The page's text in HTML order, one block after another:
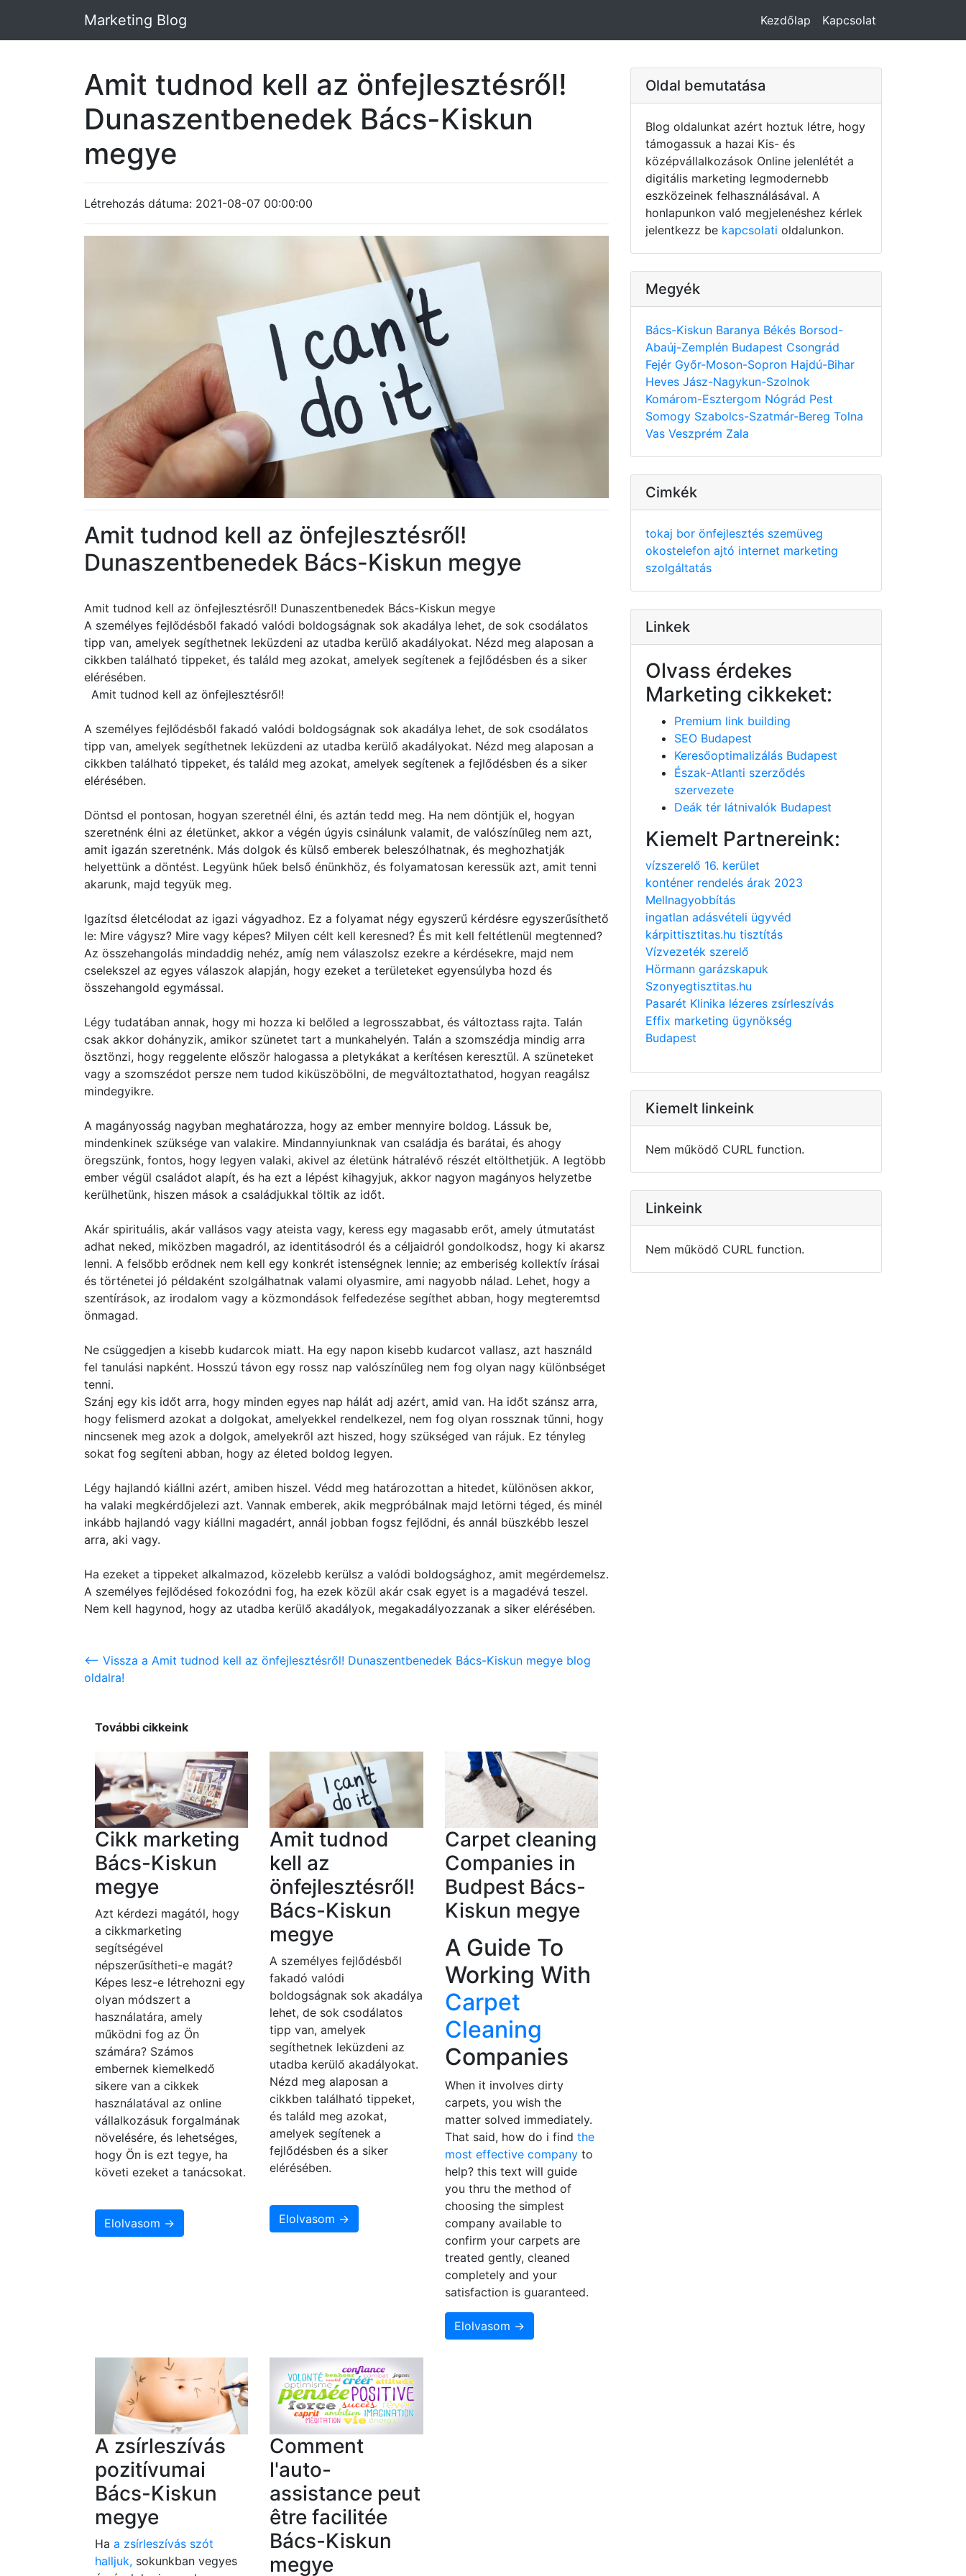
Marketing Blog Kezdőlap Kapcsolat
Amit tudnod kell az önfejlesztésről!
Dunaszentbenedek Bács-Kiskun
megye
Létrehozás dátuma: 2021-08-07 00:00:00
Amit tudnod kell az önfejlesztésről!
Dunaszentbenedek Bács-Kiskun megye
Amit tudnod kell az önfejlesztésről! Dunaszentbenedek Bács-Kiskun megye
A személyes fejlődésből fakadó valódi boldogságnak sok akadálya lehet, de sok csodálatos
tipp van, amelyek segíthetnek leküzdeni az utadba kerülő akadályokat. Nézd meg alaposan a
cikkben található tippeket, és találd meg azokat, amelyek segítenek a fejlődésben és a siker
elérésében.
Amit tudnod kell az önfejlesztésről!
A személyes fejlődésből fakadó valódi boldogságnak sok akadálya lehet, de sok csodálatos
tipp van, amelyek segíthetnek leküzdeni az utadba kerülő akadályokat. Nézd meg alaposan a
cikkben található tippeket, és találd meg azokat, amelyek segítenek a fejlődésben és a siker
elérésében.
Döntsd el pontosan, hogyan szeretnél élni, és aztán tedd meg. Ha nem döntjük el, hogyan
szeretnénk élni az életünket, akkor a végén úgyis csinálunk valamit, de valószínűleg nem azt,
amit igazán szeretnénk. Más dolgok és külső emberek beleszólhatnak, és meghozhatják
helyettünk a döntést. Legyünk hűek belső énünkhöz, és folyamatosan keressük azt, amit tenni
akarunk, majd tegyük meg.
Igazítsd életcélodat az igazi vágyadhoz. Ez a folyamat négy egyszerű kérdésre egyszerűsíthető
le: Mire vágysz? Mire vagy képes? Milyen célt kell keresned? És mit kell feltétlenül megtenned?
Az összehangolás mindaddig nehéz, amíg nem válaszolsz ezekre a kérdésekre, majd nem
cselekszel az egyes válaszok alapján, hogy ezeket a területeket egyensúlyba hozd és
összehangold egymással.
Légy tudatában annak, hogy mi hozza ki belőled a legrosszabbat, és változtass rajta. Talán
csak akkor dohányzik, amikor szünetet tart a munkahelyén. Talán a szomszédja mindig arra
ösztönzi, hogy reggelente először halogassa a pletykákat a kerítésen keresztül. A szüneteket
vagy a szomszédot persze nem tudod kiküszöbölni, de megváltoztathatod, hogyan reagálsz
mindegyikre.
A magányosság nagyban meghatározza, hogy az ember mennyire boldog. Lássuk be,
mindenkinek szüksége van valakire. Mindannyiunknak van családja és barátai, és ahogy
öregszünk, fontos, hogy legyen valaki, akivel az életünk hátralévő részét eltölthetjük. A legtöbb
ember végül családot alapít, és ha ezt a lépést kihagyjuk, akkor nagyon magányos helyzetbe
kerülhetünk, hiszen mások a családjukkal töltik az időt.
Akár spirituális, akár vallásos vagy ateista vagy, keress egy magasabb erőt, amely útmutatást
adhat neked, miközben magadról, az identitásodról és a céljaidról gondolkodsz, hogy ki akarsz
lenni. A felsőbb erődnek nem kell egy konkrét istenségnek lennie; az emberiség kollektív írásai
és történetei jó példaként szolgálhatnak valami olyasmire, ami nagyobb nálad. Lehet, hogy a
szentírások, az irodalom vagy a közmondások felfedezése segíthet abban, hogy megteremtsd
önmagad.
Ne csüggedjen a kisebb kudarcok miatt. Ha egy napon kisebb kudarcot vallasz, azt használd
fel tanulási napként. Hosszú távon egy rossz nap valószínűleg nem fog olyan nagy különbséget
tenni.
Szánj egy kis időt arra, hogy minden egyes nap hálát adj azért, amid van. Ha időt szánsz arra,
hogy felismerd azokat a dolgokat, amelyekkel rendelkezel, nem fog olyan rossznak tűnni, hogy
nincsenek meg azok a dolgok, amelyekről azt hiszed, hogy szükséged van rájuk. Ez tényleg
sokat fog segíteni abban, hogy az életed boldog legyen.
Légy hajlandó kiállni azért, amiben hiszel. Védd meg határozottan a hitedet, különösen akkor,
ha valaki megkérdőjelezi azt. Vannak emberek, akik megpróbálnak majd letörni téged, és minél
inkább hajlandó vagy kiállni magadért, annál jobban fogsz fejlődni, és annál büszkébb leszel
arra, aki vagy.
Ha ezeket a tippeket alkalmazod, közelebb kerülsz a valódi boldogsághoz, amit megérdemelsz.
A személyes fejlődésed fokozódni fog, ha ezek közül akár csak egyet is a magadévá teszel.
Nem kell hagynod, hogy az utadba kerülő akadályok, megakadályozzanak a siker elérésében.
<-- Vissza a Amit tudnod kell az önfejlesztésről! Dunaszentbenedek Bács-Kiskun megye blog
oldalra!
További cikkeink
Cikk marketing
Bács-Kiskun
megye
Azt kérdezi magától, hogy
a cikkmarketing
segítségével
népszerűsítheti-e magát?
Képes lesz-e létrehozni egy
olyan módszert a
használatára, amely
működni fog az Ön
számára? Számos
embernek kiemelkedő
sikere van a cikkek
használatával az online
vállalkozásuk forgalmának
növelésére, és lehetséges,
hogy Ön is ezt tegye, ha
követi ezeket a tanácsokat.
Elolvasom →
Amit tudnod
kell az
önfejlesztésről!
Bács-Kiskun
megye
A személyes fejlődésből
fakadó valódi
boldogságnak sok akadálya
lehet, de sok csodálatos
tipp van, amelyek
segíthetnek leküzdeni az
utadba kerülő akadályokat.
Nézd meg alaposan a
cikkben található tippeket,
és találd meg azokat,
amelyek segítenek a
fejlődésben és a siker
elérésében.
Elolvasom →
Carpet cleaning
Companies in
Budpest Bács-
Kiskun megye
A Guide To
Working With
Carpet
Cleaning
Companies
When it involves dirty
carpets, you wish the
matter solved immediately.
That said, how do i find the
most effective companyto
help? this text will guide
you thru the method of
choosing the simplest
company available to
confirm your carpets are
treated gently, cleaned
completely and your
satisfaction is guaranteed.
Elolvasom →
A zsírleszívás
pozitívumai
Bács-Kiskun
megye
Ha a zsírleszívás szót
halljuk, sokunkban vegyes
Comment
l'auto-
assistance peut
être facilitée
Bács-Kiskun
megye
Oldal bemutatása
Blog oldalunkat azért hoztuk létre, hogy
támogassuk a hazai Kis- és
középvállalkozások Online jelenlétét a
digitális marketing legmodernebb
eszközeinek felhasználásával. A
honlapunkon való megjelenéshez kérlek
jelentkezz be kapcsolati oldalunkon.
Megyék
Bács-Kiskun Baranya Békés Borsod-
Abaúj-Zemplén Budapest Csongrád
Fejér Győr-Moson-Sopron Hajdú-Bihar
Heves Jász-Nagykun-Szolnok
Komárom-Esztergom Nógrád Pest
Somogy Szabolcs-Szatmár-Bereg Tolna
Vas Veszprém Zala
Cimkék
tokaj bor önfejlesztés szemüveg
okostelefon ajtó internet marketing
szolgáltatás
Linkek
Olvass érdekes
Marketing cikkeket:
Premium link building
SEO Budapest
Keresőoptimalizálás Budapest
Észak-Atlanti szerződés
szervezete
Deák tér látnivalók Budapest
Kiemelt Partnereink:
vízszerelő 16. kerület
konténer rendelés árak 2023
Mellnagyobbítás
ingatlan adásvételi ügyvéd
kárpittisztitas.hu tisztítás
Vízvezeték szerelő
Hörmann garázskapuk
Szonyegtisztitas.hu
Pasarét Klinika lézeres zsírleszívás
Effix marketing ügynökség
Budapest
Kiemelt linkeink
Nem működő CURL function.
Linkeink
Nem működő CURL function.